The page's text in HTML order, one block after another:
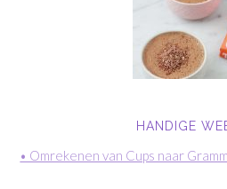
HANDIGE
• Omrekenen van Cups naar